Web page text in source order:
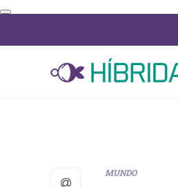
MUNDO